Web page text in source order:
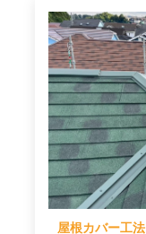
屋根カバー工法